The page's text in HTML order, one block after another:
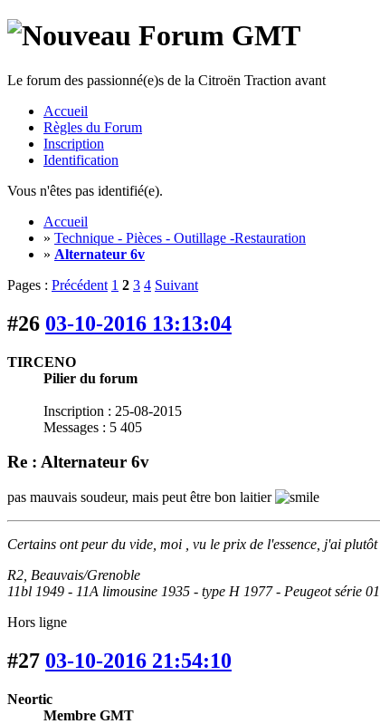
Le forum des passionné(e)s de la Citroën Traction avant
Accueil
Règles du Forum
Inscription
Identification
Vous n'êtes pas identifié(e).
Accueil
» Technique - Pièces - Outillage -Restauration
» Alternateur 6v
Pages : Précédent 1 2 3 4 Suivant
#26 03-10-2016 13:13:04
TIRCENO
Pilier du forum
Inscription : 25-08-2015
Messages : 5 405
Re : Alternateur 6v
pas mauvais soudeur, mais peut être bon laitier
Certains ont peur du vide, moi , vu le prix de l'essence, j'ai
R2, Beauvais/Grenoble
11bl 1949 - 11A limousine 1935 - type H 1977 - Peugeot série
Hors ligne
#27 03-10-2016 21:54:10
Neortic
Membre GMT